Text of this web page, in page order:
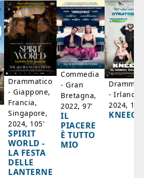
Drammatico
- Giappone,
Francia,
Singapore,
2024, 105'
SPIRIT
WORLD -
LA FESTA
DELLE
LANTERNE
Commedia
- Gran
Bretagna,
2022, 97'
IL
PIACERE
È TUTTO
MIO
- Irlanda,
2024,